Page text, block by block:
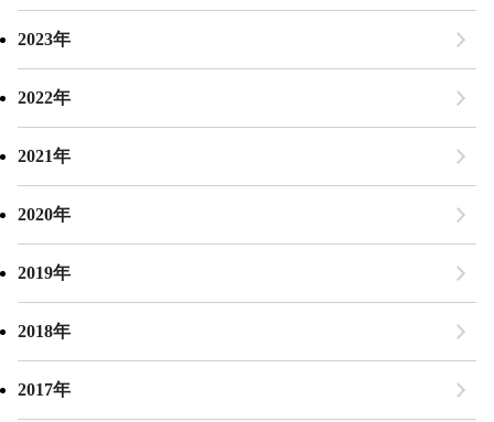
2023年
2022年
2021年
2020年
2019年
2018年
2017年